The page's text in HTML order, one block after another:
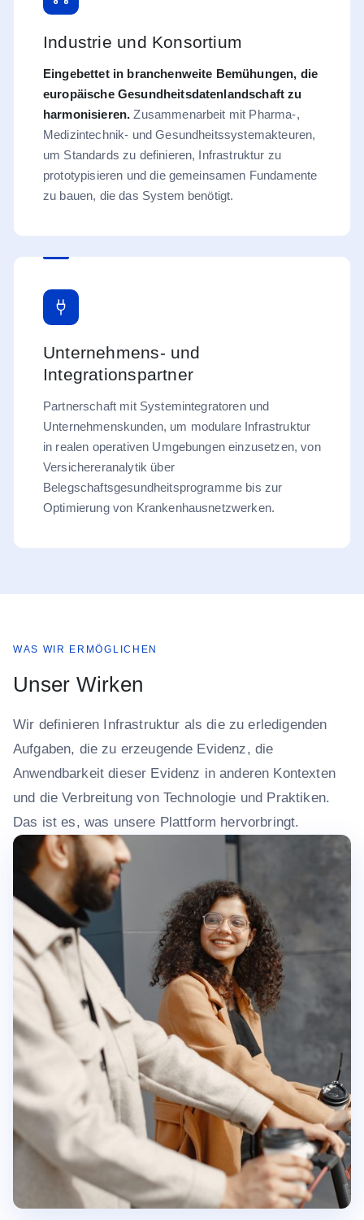
Industrie und Konsortium
Eingebettet in branchenweite Bemühungen, die
europäische Gesundheitsdatenlandschaft zu
harmonisieren. Zusammenarbeit mit Pharma-,
Medizintechnik- und Gesundheitssystemakteuren,
um Standards zu definieren, Infrastruktur zu
prototypisieren und die gemeinsamen Fundamente
zu bauen, die das System benötigt.
Unternehmens- und
Integrationspartner
Partnerschaft mit Systemintegratoren und
Unternehmenskunden, um modulare Infrastruktur
in realen operativen Umgebungen einzusetzen, von
Versichereranalytik über
Belegschaftsgesundheitsprogramme bis zur
Optimierung von Krankenhausnetzwerken.
WAS WIR ERMÖGLICHEN
Unser Wirken
Wir definieren Infrastruktur als die zu erledigenden
Aufgaben, die zu erzeugende Evidenz, die
Anwendbarkeit dieser Evidenz in anderen Kontexten
und die Verbreitung von Technologie und Praktiken.
Das ist es, was unsere Plattform hervorbringt.